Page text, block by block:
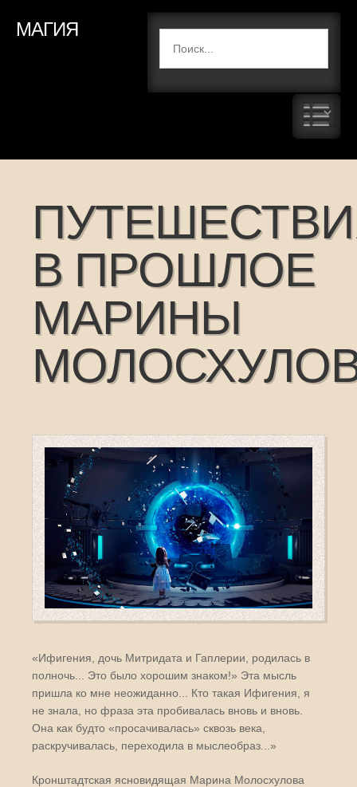
МАГИЯ
В ПРОШЛОЕ
МАРИНЫ
«Ифигения, дочь Митридата и Гаплерии, родилась в
полночь... Это было хорошим знаком!» Эта мысль
пришла ко мне неожиданно... Кто такая Ифигения, я
не знала, но фраза эта пробивалась вновь и вновь.
Она как будто «просачивалась» сквозь века,
раскручивалась, переходила в мыслеобраз...»
Кронштадтская ясновидящая Марина Молосхулова